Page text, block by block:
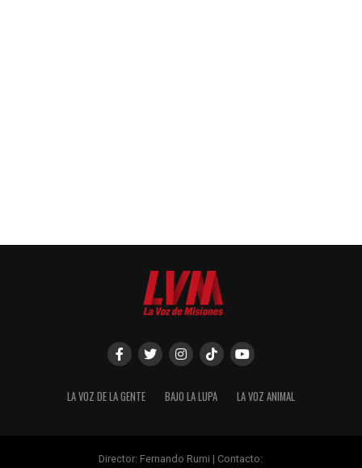
LA VOZ DE LA GENTE BAJO LA LUPA LA VOZ ANIMAL
Director: Fernando Rumi | Contacto: